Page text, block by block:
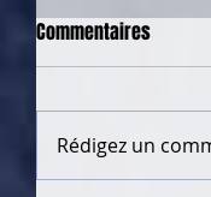
Commentaires
Rédigez un